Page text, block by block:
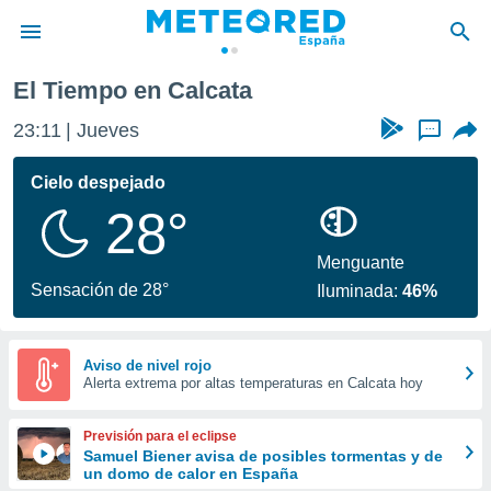
de
por
se
calidad.
a este
las
y
forma
digital
basada
El Tiempo en Calcata
23:11 Jueves ...
Cielo despejado
28°
Sensación de 28°
Menguante
Iluminada:46%
Aviso de nivel rojo
Alerta extrema por altas temperaturas en Calcata hoy
Previsión para el eclipse
Samuel Biener avisa de posibles tormentas y de
un domo de calor en España